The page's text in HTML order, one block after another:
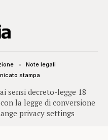
sensi decreto-legge 18
la legge di conversione
privacy settings
Note legali
stampa